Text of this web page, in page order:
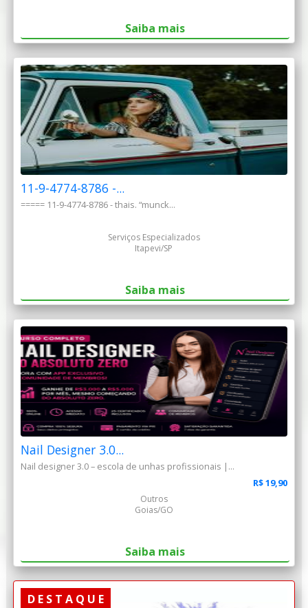
Saiba mais
11-9-4774-8786 -...
===== 11-9-4774-8786 - thais. “munck...
Serviços Especializados
Itapevi/SP
Saiba mais
Nail Designer 3.0...
Nail designer 3.0 – escola de unhas profissionais |...
R$ 19,90
Outros
Goias/GO
Saiba mais
D E S T A Q U E